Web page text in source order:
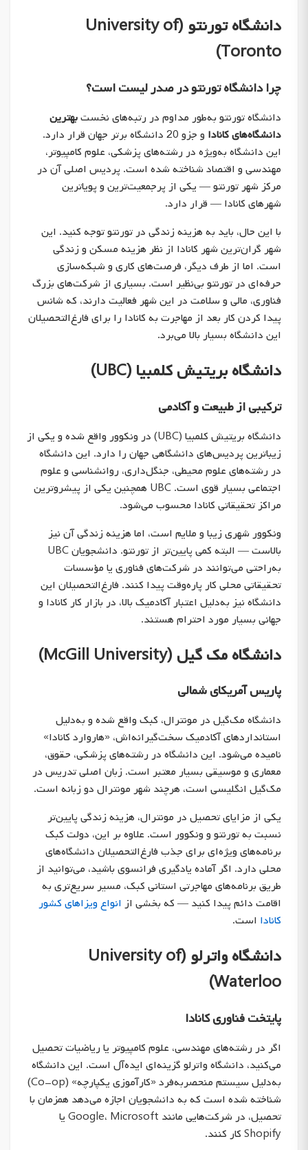
دانشگاه تورنتو (University of
Toronto)
چرا دانشگاه تورنتو در صدر لیست است؟
دانشگاه تورنتو به‌طور مداوم در رتبه‌های نخستبهترین
دانشگاه‌های کانادا
و جزو 20 دانشگاه برتر جهان قرار دارد.
این دانشگاه به‌ویژه در رشته‌های پزشکی، علوم کامپیوتر،
مهندسی و اقتصاد شناخته شده است. پردیس اصلی آن در
مرکز شهر تورنتو — یکی از پرجمعیت‌ترین و پویاترین
شهرهای کانادا — قرار دارد.
با این حال، باید به هزینه زندگی در تورنتو توجه کنید. این
شهر گران‌ترین شهر کانادا از نظر هزینه مسکن و زندگی
است. اما از طرف دیگر، فرصت‌های کاری و شبکه‌سازی
حرفه‌ای در تورنتو بی‌نظیر است. بسیاری از شرکت‌های بزرگ
فناوری، مالی و سلامت در این شهر فعالیت دارند، که شانس
پیدا کردن کار بعد از مهاجرت به کانادا را برای فارغ‌التحصیلان
این دانشگاه بسیار بالا می‌برد.
دانشگاه بریتیش کلمبیا (UBC)
ترکیبی از طبیعت و آکادمی
دانشگاه بریتیش کلمبیا (UBC) در ونکوور واقع شده و یکی از
زیباترین پردیس‌های دانشگاهی جهان را دارد. این دانشگاه
در رشته‌های علوم محیطی، جنگل‌داری، روانشناسی و علوم
اجتماعی بسیار قوی است. UBC همچنین یکی از پیشروترین
مراکز تحقیقاتی کانادا محسوب می‌شود.
ونکوور شهری زیبا و ملایم است، اما هزینه زندگی آن نیز
بالاست — البته کمی پایین‌تر از تورنتو. دانشجویان UBC
به‌راحتی می‌توانند در شرکت‌های فناوری یا مؤسسات
تحقیقاتی محلی کار پاره‌وقت پیدا کنند. فارغ‌التحصیلان این
دانشگاه نیز به‌دلیل اعتبار آکادمیک بالا، در بازار کار کانادا و
جهانی بسیار مورد احترام هستند.
دانشگاه مک گیل (McGill University)
پاریس آمریکای شمالی
دانشگاه مک‌گیل در مونترال، کبک واقع شده و به‌دلیل
استانداردهای آکادمیک سخت‌گیرانه‌اش، «هاروارد کانادا»
نامیده می‌شود. این دانشگاه در رشته‌های پزشکی، حقوق،
معماری و موسیقی بسیار معتبر است. زبان اصلی تدریس در
مک‌گیل انگلیسی است، هرچند شهر مونترال دو زبانه است.
یکی از مزایای تحصیل در مونترال، هزینه زندگی پایین‌تر
نسبت به تورنتو و ونکوور است. علاوه بر این، دولت کبک
برنامه‌های ویژه‌ای برای جذب فارغ‌التحصیلان دانشگاه‌های
محلی دارد. اگر آماده یادگیری فرانسوی باشید، می‌توانید از
طریق برنامه‌های مهاجرتی استانی کبک، مسیر سریع‌تری به
اقامت دائم پیدا کنید — که بخشی از انواع ویزاهای کشور
کانادا است.
دانشگاه واترلو (University of
Waterloo)
پایتخت فناوری کانادا
اگر در رشته‌های مهندسی، علوم کامپیوتر یا ریاضیات تحصیل
می‌کنید، دانشگاه واترلو گزینه‌ای ایده‌آل است. این دانشگاه
به‌دلیل سیستم منحصربه‌فرد «کارآموزی یکپارچه» (Co-op)
شناخته شده است که به دانشجویان اجازه می‌دهد همزمان با
تحصیل، در شرکت‌هایی مانند Google، Microsoft یا
Shopify کار کنند.